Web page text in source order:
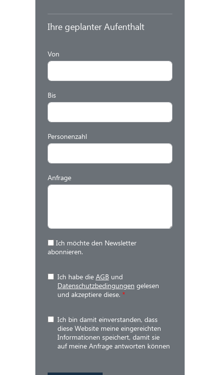
Ihre geplanter Aufenthalt
Von
Bis
Personenzahl
Anfrage
Ich möchte den Newsletter
abonnieren.
Ich habe die AGBund
Datenschutzbedingungen gelesen
und akzeptiere diese. *
Ich bin damit einverstanden, dass
diese Website meine eingereichten
Informationen speichert, damit sie
auf meine Anfrage antworten können